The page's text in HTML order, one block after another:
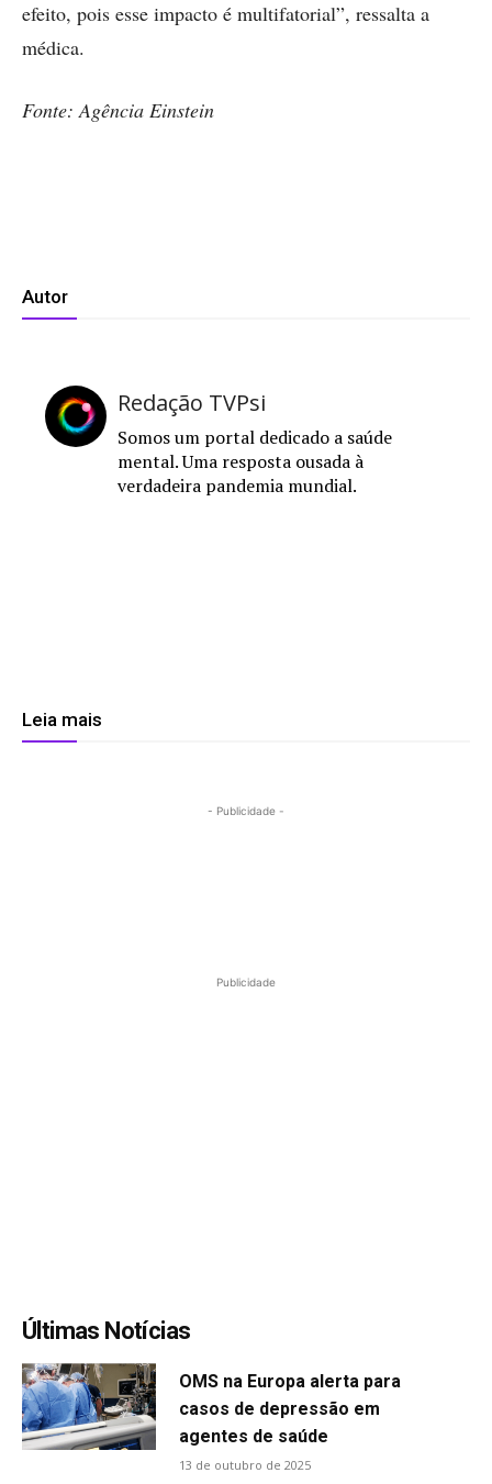
efeito, pois esse impacto é multifatorial”, ressalta a
médica.
Fonte: Agência Einstein
Autor
Redação TVPsi
Somos um portal dedicado a saúde
mental. Uma resposta ousada à
verdadeira pandemia mundial.
Leia mais
- Publicidade -
Publicidade
Últimas Notícias
OMS na Europa alerta para
casos de depressão em
agentes de saúde
13 de outubro de 2025